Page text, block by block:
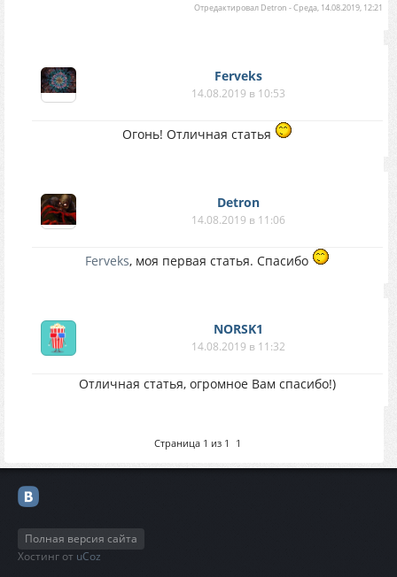
Отредактировал Detron -Среда, 14.08.2019, 12:21
Ferveks
14.08.2019 в 10:53
Огонь! Отличная статья
Detron
14.08.2019 в 11:06
Ferveks, моя первая статья. Спасибо
NORSK1
14.08.2019 в 11:32
Отличная статья, огромное Вам спасибо!)
Страница 1 из 1 1
Полная версия сайта
Хостинг от uCoz